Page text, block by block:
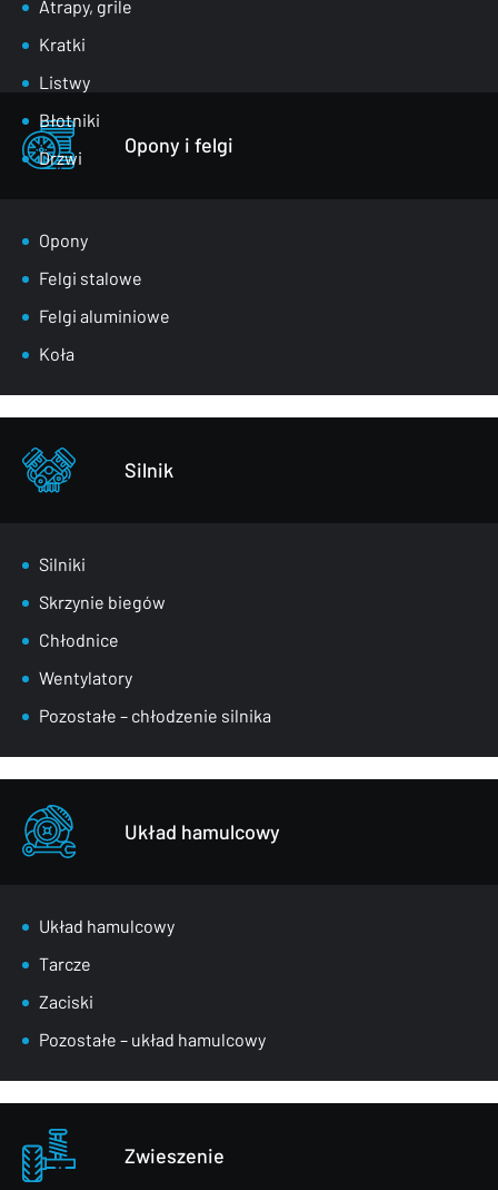
Atrapy, grile
Kratki
Listwy
Błotniki
Drzwi
Lusterka
Maski
Nadkola
Pasy przednie
Zderzaki
Pozostałe – części karoserii
Opony i felgi
Opony
Felgi stalowe
Felgi aluminiowe
Koła
Silnik
Silniki
Skrzynie biegów
Chłodnice
Wentylatory
Pozostałe – chłodzenie silnika
Układ hamulcowy
Układ hamulcowy
Tarcze
Zaciski
Pozostałe – układ hamulcowy
Zwieszenie